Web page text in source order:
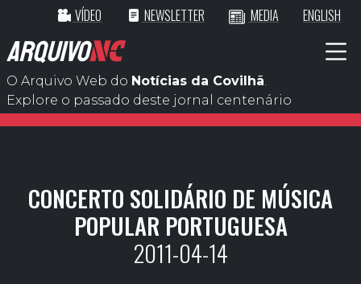
VÍDEO NEWSLETTER MEDIA ENGLISH
ARQUIVONC
O Arquivo Web do Notícias da Covilhã.
Explore o passado deste jornal centenário
CONCERTO SOLIDÁRIO DE MÚSICA
POPULAR PORTUGUESA
2011-04-14